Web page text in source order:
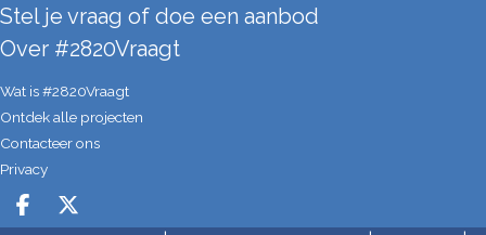
Stel je vraag of doe een aanbod
Over #2820Vraagt
Wat is #2820Vraagt
Ontdek alle projecten
Contacteer ons
Privacy
Deel op facebook
Deel op X